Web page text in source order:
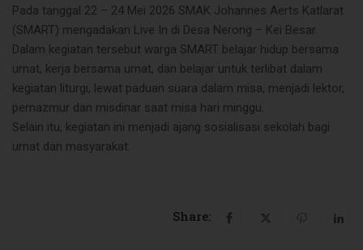
Pada tanggal 22 – 24 Mei 2026 SMAK Johannes Aerts Katlarat
(SMART) mengadakan Live In di Desa Nerong – Kei Besar.
Dalam kegiatan tersebut warga SMART belajar hidup bersama
umat, kerja bersama umat, dan belajar untuk terlibat dalam
kegiatan liturgi, lewat paduan suara dalam misa, menjadi lektor,
pemazmur dan misdinar saat misa hari minggu.
Selain itu, kegiatan ini menjadi ajang sosialisasi sekolah bagi
umat dan masyarakat.
Share: